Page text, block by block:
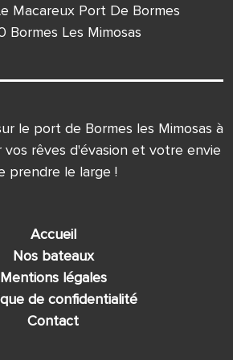
Macareux Port De Bormes
Bormes Les Mimosas
le port de Bormes les Mimosas à
rêves d'évasion et votre envie
prendre le large !
Accueil
Nos bateaux
Mentions légales
de confidentialité
Contact